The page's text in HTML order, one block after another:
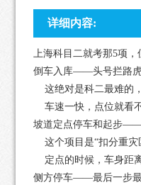
详细内容:
上海科目二就考那5项，
倒车入库——头号拦路
这绝对是科二最难的
车速一快，点位就看
坡道定点停车和起步——
这个项目是“扣分重灾
定点的时候，车身距
侧方停车——最后一步